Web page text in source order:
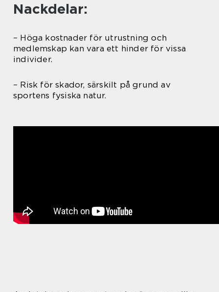
Nackdelar:
– Höga kostnader för utrustning och
medlemskap kan vara ett hinder för vissa
individer.
– Risk för skador, särskilt på grund av
sportens fysiska natur.